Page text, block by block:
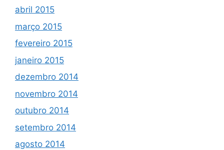
abril 2015
março 2015
fevereiro 2015
janeiro 2015
dezembro 2014
novembro 2014
outubro 2014
setembro 2014
agosto 2014